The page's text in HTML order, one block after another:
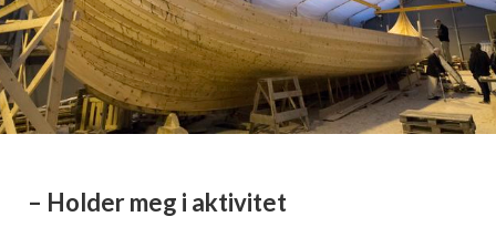
– Holder meg i aktivitet